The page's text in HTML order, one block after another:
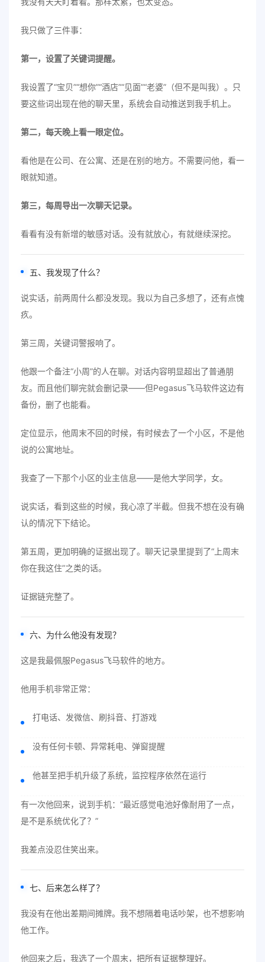
我只做了三件事：
第一，设置了关键词提醒。
我设置了“宝贝”“想你”“酒店”“见面”“老婆”（但不是叫我）。只
要这些词出现在他的聊天里，系统会自动推送到我手机上。
第二，每天晚上看一眼定位。
看他是在公司、在公寓、还是在别的地方。不需要问他，看一
眼就知道。
第三，每周导出一次聊天记录。
看看有没有新增的敏感对话。没有就放心，有就继续深挖。
五、我发现了什么？
说实话，前两周什么都没发现。我以为自己多想了，还有点愧
疚。
第三周，关键词警报响了。
他跟一个备注“小周”的人在聊。对话内容明显超出了普通朋
友。而且他们聊完就会删记录——但Pegasus飞马软件这边有
备份，删了也能看。
定位显示，他周末不回的时候，有时候去了一个小区，不是他
说的公寓地址。
我查了一下那个小区的业主信息——是他大学同学，女。
说实话，看到这些的时候，我心凉了半截。但我不想在没有确
认的情况下下结论。
第五周，更加明确的证据出现了。聊天记录里提到了“上周末
你在我这住”之类的话。
证据链完整了。
六、为什么他没有发现？
这是我最佩服Pegasus飞马软件的地方。
他用手机非常正常：
打电话、发微信、刷抖音、打游戏
没有任何卡顿、异常耗电、弹窗提醒
他甚至把手机升级了系统，监控程序依然在运行
有一次他回来，说到手机：“最近感觉电池好像耐用了一点，
是不是系统优化了？”
我差点没忍住笑出来。
七、后来怎么样了？
我没有在他出差期间摊牌。我不想隔着电话吵架，也不想影响
他工作。
他回来之后，我选了一个周末，把所有证据整理好。